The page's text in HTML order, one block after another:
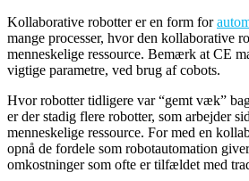
Kollaborative robotter er en form for
mange processer, hvor den kollaborative
menneskelige ressource. Bemærk at CE
vigtige parametre, ved brug af cobots.
Hvor robotter tidligere var “gemt væk”
er der stadig flere robotter, som arbejder
menneskelige ressource. For med en
opnå de fordele som robotautomation
omkostninger som ofte er tilfældet med